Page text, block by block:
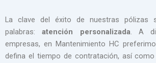
La clave del éxito de nuestras pólizas
palabras:atención personalizada. A
empresas, en Mantenimiento HC
defina el tiempo de contratación, así